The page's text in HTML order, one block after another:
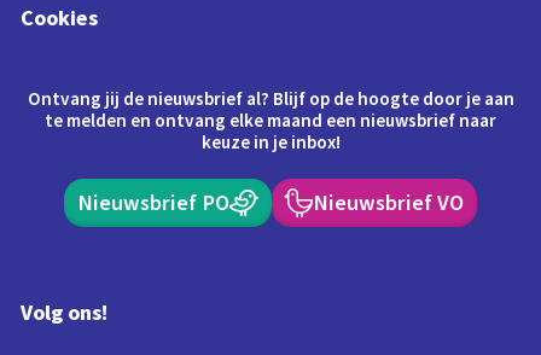
Cookies
Ontvang jij de nieuwsbrief al? Blijf op de hoogte door je aan
te melden en ontvang elke maand een nieuwsbrief naar
keuze in je inbox!
Nieuwsbrief PO Nieuwsbrief VO
Volg ons!